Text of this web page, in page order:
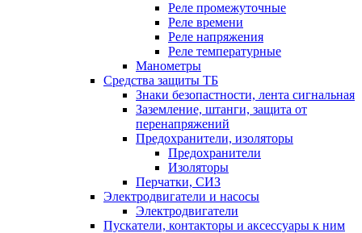
Реле промежуточные
Реле времени
Реле напряжения
Реле температурные
Манометры
Средства защиты ТБ
Знаки безопастности, лента сигнальная
Заземление, штанги, защита от
перенапряжений
Предохранители, изоляторы
Предохранители
Изоляторы
Перчатки, СИЗ
Электродвигатели и насосы
Электродвигатели
Пускатели, контакторы и аксессуары к ним